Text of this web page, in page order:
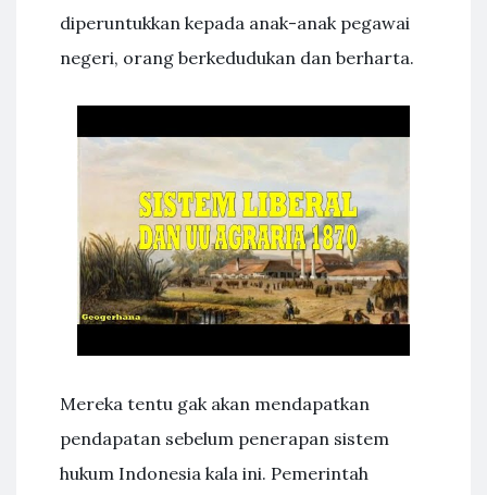
diperuntukkan kepada anak-anak pegawai
negeri, orang berkedudukan dan berharta.
Mereka tentu gak akan mendapatkan
pendapatan sebelum penerapan sistem
hukum Indonesia kala ini. Pemerintah